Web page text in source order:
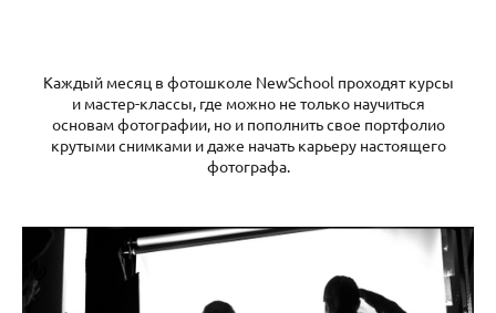
Каждый месяц в фотошколе NewSchool проходят курсы
и мастер-классы, где можно не только научиться
основам фотографии, но и пополнить свое портфолио
крутыми снимками и даже начать карьеру настоящего
фотографа.